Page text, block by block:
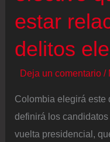
estar
delitos
Deja un comentario /
Colombia elegirá este
definirá los
vuelta presidencial,